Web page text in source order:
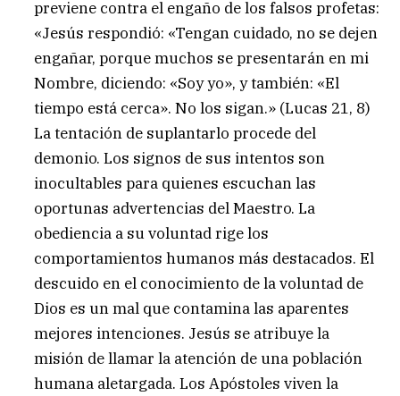
previene contra el engaño de los falsos profetas:
«Jesús respondió: «Tengan cuidado, no se dejen
engañar, porque muchos se presentarán en mi
Nombre, diciendo: «Soy yo», y también: «El
tiempo está cerca». No los sigan.» (Lucas 21, 8)
La tentación de suplantarlo procede del
demonio. Los signos de sus intentos son
inocultables para quienes escuchan las
oportunas advertencias del Maestro. La
obediencia a su voluntad rige los
comportamientos humanos más destacados. El
descuido en el conocimiento de la voluntad de
Dios es un mal que contamina las aparentes
mejores intenciones. Jesús se atribuye la
misión de llamar la atención de una población
humana aletargada. Los Apóstoles viven la